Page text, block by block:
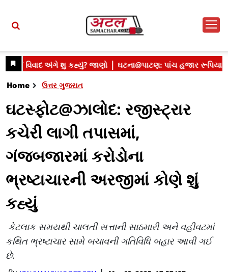
Home ઉત્તર ગુજરાત
ઘટસ્ફોટ@ઝાલોદ: રજીસ્ટ્રાર
કચેરી લાગી તપાસમાં,
ગંજબજારમાં કરોડોના
ભ્રષ્ટાચારની અરજીમાં કોણે શું
કહ્યું
કેટલાક સમયથી ચાલતી સત્તાની સાઠમારી અને વહીવટમાં
કથિત ભ્રષ્ટાચાર સામે બચાવની ગતિવિધિ બહાર આવી ગઈ
છે.